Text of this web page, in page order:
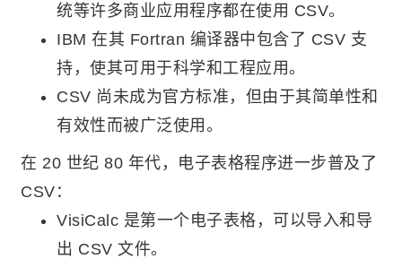
统等许多商业应用程序都在使用 CSV。
IBM 在其 Fortran 编译器中包含了 CSV 支
持，使其可用于科学和工程应用。
CSV 尚未成为官方标准，但由于其简单性和
有效性而被广泛使用。
在 20 世纪 80 年代，电子表格程序进一步普及了
CSV：
VisiCalc 是第一个电子表格，可以导入和导
出 CSV 文件。